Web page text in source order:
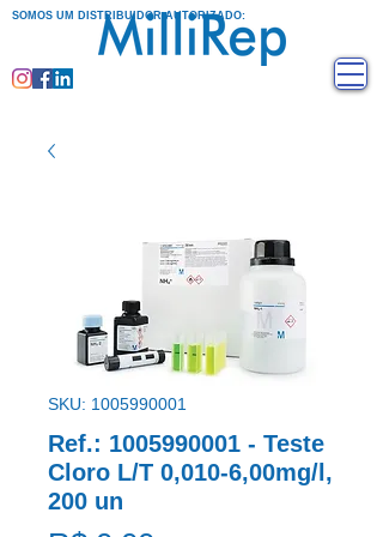
SOMOS UM DISTRIBUIDOR AUTORIZADO:
SKU: 1005990001
Ref.: 1005990001 - Teste
Cloro L/T 0,010-6,00mg/l,
200 un